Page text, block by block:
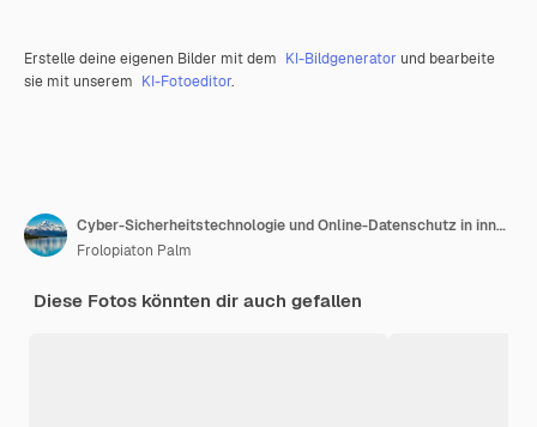
Erstelle deine eigenen Bilder mit dem KI-Bildgenerator und bearbeite
sie mit unserem KI-Fotoeditor.
Cyber-Sicherheitstechnologie und Online-Datenschutz in innovativer Wahrnehmung
Frolopiaton Palm
Diese Fotos könnten dir auch gefallen